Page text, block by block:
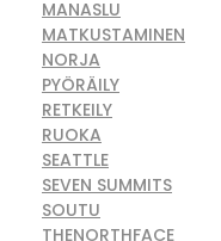
MANASLU
MATKUSTAMINEN
NORJA
PYÖRÄILY
RETKEILY
RUOKA
SEATTLE
SEVEN SUMMITS
SOUTU
THENORTHFACE